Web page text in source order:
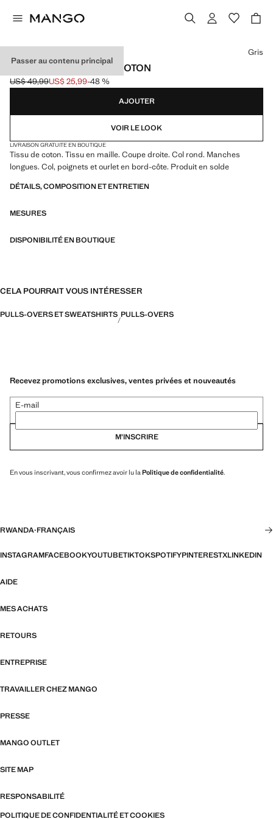
Passer au contenu principal
PULL-OVER BASIQUE COTON
Prix initial barré [US$ 49,99 ]
US$ 49,99
Prix actuel [US$ 25,99 ]
US$ 25,99-48 %
Choisissez une couleur
Gris
AJOUTER
VOIR LE LOOK
LIVRAISON GRATUITE EN BOUTIQUE
Tissu de coton. Tissu en maille. Coupe droite. Col rond. Manches
longues. Col, poignets et ourlet en bord-côte. Produit en solde
DÉTAILS, COMPOSITION ET ENTRETIEN
MESURES
DISPONIBILITÉ EN BOUTIQUE
CELA POURRAIT VOUS INTÉRESSER
PULLS-OVERS ET SWEATSHIRTS PULLS-OVERS
Recevez promotions exclusives, ventes privées et nouveautés
E-mail
M’INSCRIRE
En vous inscrivant, vous confirmez avoir lu la Politique de confidentialité.
RWANDA·FRANÇAIS
INSTAGRAMFACEBOOKYOUTUBETIKTOKSPOTIFYPINTERESTXLINKEDIN
AIDE
MES ACHATS
RETOURS
ENTREPRISE
TRAVAILLER CHEZ MANGO
PRESSE
MANGO OUTLET
SITE MAP
RESPONSABILITÉ
POLITIQUE DE CONFIDENTIALITÉ ET COOKIES